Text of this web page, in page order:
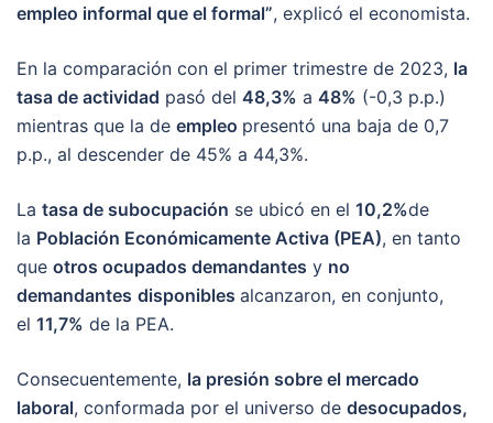
empleo informal que el formal”, explicó el economista.
En la comparación con el primer trimestre de 2023, la
tasa de actividad pasó del 48,3% a 48% (-0,3 p.p.)
mientras que la de empleo presentó una baja de 0,7
p.p., al descender de 45% a 44,3%.
La tasa de subocupación se ubicó en el 10,2%de
la Población Económicamente Activa (PEA), en tanto
que otros ocupados demandantes y no
demandantes disponibles alcanzaron, en conjunto,
el 11,7% de la PEA.
Consecuentemente, la presión sobre el mercado
laboral, conformada por el universo de desocupados,